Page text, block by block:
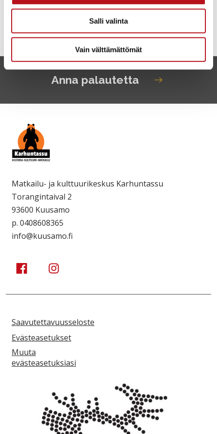
Salli valinta
Vain välttämättömät
Anna palautetta
Matkailu- ja kulttuurikeskus Karhuntassu
Torangintaival 2
93600 Kuusamo
p. 0408608365
info@kuusamo.fi
Kuusamo Karhuntassu
Kuusamo Karhuntassu
Saavutettavuusseloste
Evästeasetukset
Muuta
evästeasetuksiasi